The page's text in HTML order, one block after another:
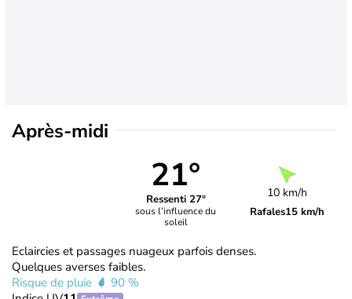
Après-midi
21°
Ressenti 27°
sous l’influence du
soleil
10 km/h
Rafales15 km/h
Eclaircies et passages nuageux parfois denses.
Quelques averses faibles.
Risque de pluie
90 %